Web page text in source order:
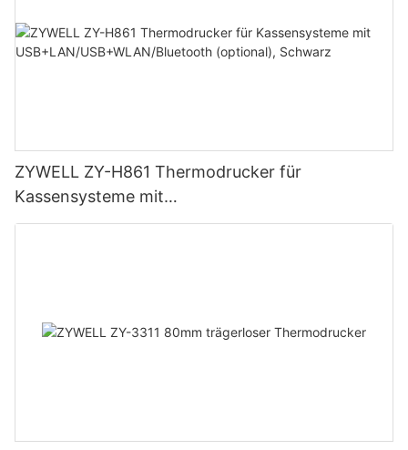
ZYWELL ZY-H861 Thermodrucker für
Kassensysteme mit
USB+LAN/USB+WLAN/Bluetooth (optional),